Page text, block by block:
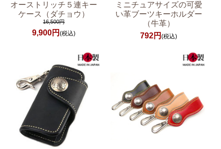
オーストリッチ５連キー
ケース（ダチョウ）
16,500円
9,900円(税込)
ミニチュアサイズの可愛
い革ブーツキーホルダー
（牛革）
792円(税込)